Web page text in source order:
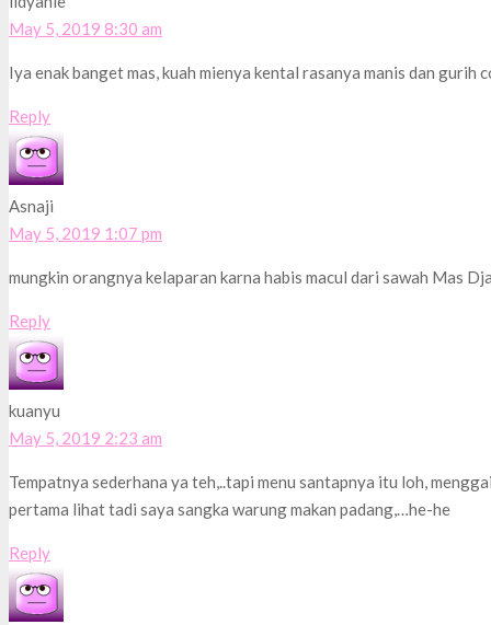
May 5, 2019 8:30 am
Iya enak banget mas, kuah mienya kental rasanya manis dan gurih
Reply
Asnaji
May 5, 2019 1:07 pm
mungkin orangnya kelaparan karna habis macul dari sawah Mas
Reply
kuanyu
May 5, 2019 2:23 am
Tempatnya sederhana ya teh,..tapi menu santapnya itu loh,
pertama lihat tadi saya sangka warung makan padang,…he-he
Reply